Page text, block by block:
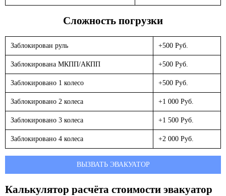
Сложность погрузки
Заблокирован руль +500 Руб.
Заблокирована МКПП/АКПП +500 Руб.
Заблокировано 1 колесо +500 Руб.
Заблокировано 2 колеса +1 000 Руб.
Заблокировано 3 колеса +1 500 Руб.
Заблокировано 4 колеса +2 000 Руб.
ВЫЗВАТЬ ЭВАКУАТОР
Калькулятор расчёта стоимости эвакуатор